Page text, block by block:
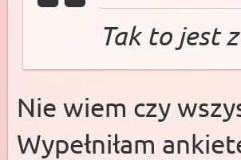
Tak to jest
Nie wiem czy
Wypełniłam